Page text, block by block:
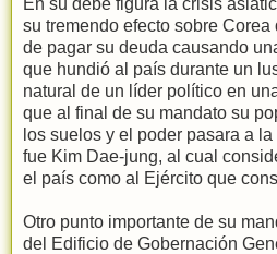
su tremendo efecto sobre
de pagar su deuda causando
que hundió al país durante un
natural de un líder político en
que al final de su mandato su
los suelos y el poder pasara a
fue Kim Dae-jung, al cual
el país como al Ejército que
Otro punto importante de su
del Edificio de Gobernación